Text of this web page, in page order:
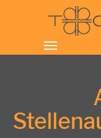
Toggle
navigation